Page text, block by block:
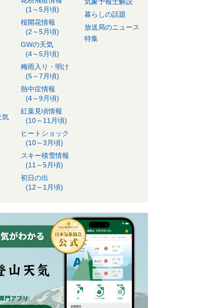
気
(1～5月頃)
桜開花情報
(2～5月頃)
GWの天気
(4～5月頃)
梅雨入り・明け
(5～7月頃)
熱中症情報
(4～9月頃)
紅葉見頃情報
(10～11月頃)
ヒートショック
(10～3月頃)
スキー積雪情報
(11～5月頃)
初日の出
(12～1月頃)
暮らしの話題
放送局のニュース
特集